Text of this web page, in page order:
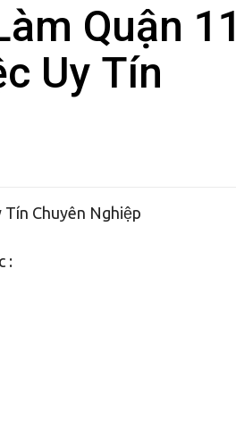
Quận 11
Uy Tín
Tín Chuyên Nghiệp
: